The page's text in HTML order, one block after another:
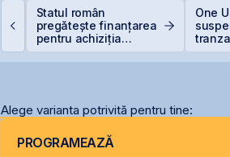
a companiei
Statul român
pregătește finanțarea
pentru achiziția
One
Alege varianta potrivită pentru tine:
PROGRAMEAZĂ